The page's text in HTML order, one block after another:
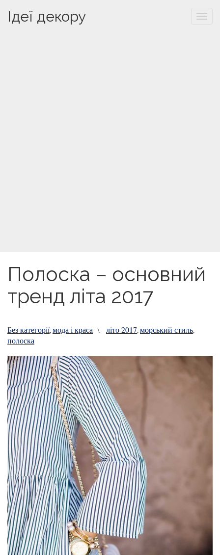
Ідеї декору
Полоска – основний
тренд літа 2017
Без категорії,мода і краса \ літо 2017,морський стиль,
полоска